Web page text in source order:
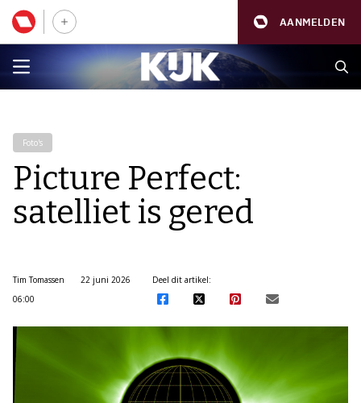
AANMELDEN
Foto's
Picture Perfect:
satelliet is gered
Tim Tomassen
22 juni 2026
06:00
Deel dit artikel: